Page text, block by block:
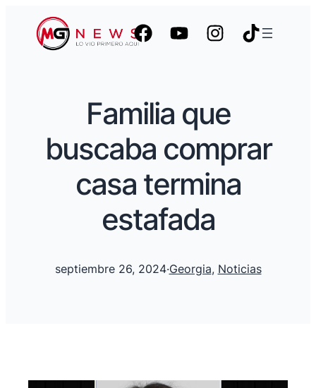
Familia que
buscaba comprar
casa termina
estafada
septiembre 26, 2024·Georgia, Noticias